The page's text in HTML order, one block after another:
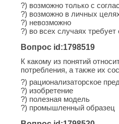
?) возможно только с
?) возможно в личных
?) невозможно
?) во всех случаях
Вопрос id:1798519
К какому из понятий
потребления, а также их
?) рационализаторское
?) изобретение
?) полезная модель
?) промышленный образец